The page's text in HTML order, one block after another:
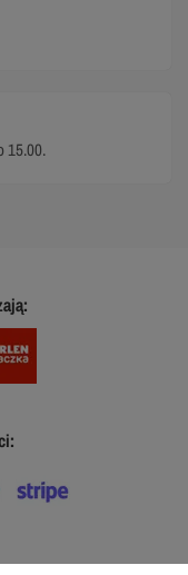
15.00.